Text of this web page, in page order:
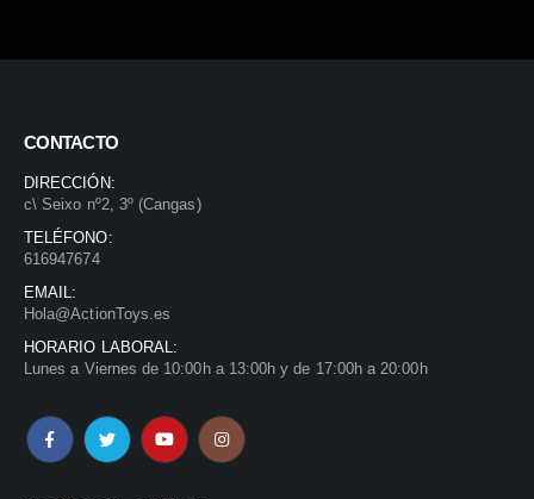
CONTACTO
DIRECCIÓN:
c\ Seixo nº2, 3º (Cangas)
TELÉFONO:
616947674
EMAIL:
Hola@ActionToys.es
HORARIO LABORAL:
Lunes a Viernes de 10:00h a 13:00h y de 17:00h a 20:00h